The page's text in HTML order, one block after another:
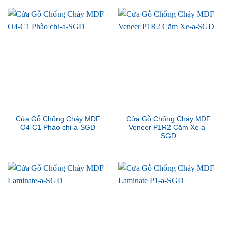
Cửa Gỗ Chống Cháy MDF
O4-C1 Phào chi-a-SGD
Cửa Gỗ Chống Cháy MDF
Veneer P1R2 Căm Xe-a-
SGD